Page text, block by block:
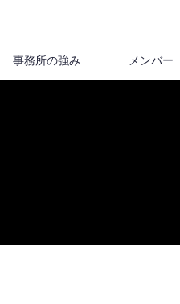
事務所の強み メンバー